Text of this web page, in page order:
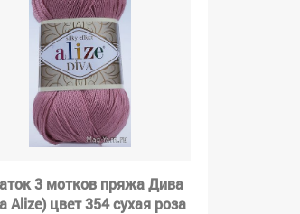
3 мотков пряжа Дива
Alize) цвет 354 сухая роза